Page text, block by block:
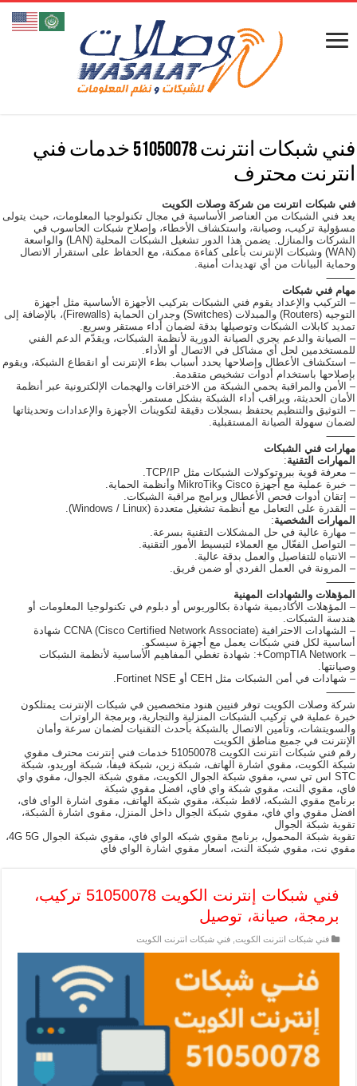
فني شبكات انترنت 51050078 خدمات فني
انترنت محترف
فني شبكات انترنت من شركة وصلات الكويت
يعد فني الشبكات من العناصر الأساسية في مجال تكنولوجيا المعلومات، حيث يتولى
مسؤولية تركيب، وصيانة، واستكشاف الأخطاء، وإصلاح شبكات الحاسوب في
الشركات والمنازل. يضمن هذا الدور تشغيل الشبكات المحلية (LAN) والواسعة
(WAN) وشبكات الإنترنت بأعلى كفاءة ممكنة، مع الحفاظ على استقرار الاتصال
وحماية البيانات من أي تهديدات أمنية.
⸻
مهام فني شبكات
– التركيب والإعداد يقوم فني الشبكات بتركيب الأجهزة الأساسية مثل أجهزة
التوجيه (Routers) والمبدلات (Switches) وجدران الحماية (Firewalls)، بالإضافة إلى
تمديد كابلات الشبكات وتوصيلها بدقة لضمان أداء مستقر وسريع.
– الصيانة والدعم يجري الصيانة الدورية لأنظمة الشبكات، ويقدّم الدعم الفني
للمستخدمين لحل أي مشاكل في الاتصال أو الأداء.
– استكشاف الأعطال وإصلاحها يحدد أسباب بطء الإنترنت أو انقطاع الشبكة، ويقوم
بإصلاحها باستخدام أدوات تشخيص متقدمة.
– الأمن والمراقبة يحمي الشبكة من الاختراقات والهجمات الإلكترونية عبر أنظمة
الأمان الحديثة، ويراقب أداء الشبكة بشكل مستمر.
– التوثيق والتنظيم يحتفظ بسجلات دقيقة لتكوينات الأجهزة والإعدادات وتحديثاتها
لضمان سهولة الصيانة المستقبلية.
⸻
مهارات فني الشبكات
المهارات التقنية:
– معرفة قوية ببروتوكولات الشبكات مثل TCP/IP.
– خبرة عملية مع أجهزة Cisco وMikroTik وأنظمة الحماية.
– إتقان أدوات فحص الأعطال وبرامج مراقبة الشبكات.
– القدرة على التعامل مع أنظمة تشغيل متعددة (Windows / Linux).
المهارات الشخصية:
– مهارة عالية في حل المشكلات التقنية بسرعة.
– التواصل الفعّال مع العملاء لتبسيط الأمور التقنية.
– الانتباه للتفاصيل والعمل بدقة عالية.
– المرونة في العمل الفردي أو ضمن فريق.
⸻
المؤهلات والشهادات المهنية
– المؤهلات الأكاديمية شهادة بكالوريوس أو دبلوم في تكنولوجيا المعلومات أو
هندسة الشبكات.
– الشهادات الاحترافية CCNA (Cisco Certified Network Associate) شهادة
أساسية لكل فني شبكات يعمل مع أجهزة سيسكو.
– CompTIA Network+: شهادة تغطي المفاهيم الأساسية لأنظمة الشبكات
وصيانتها.
– شهادات في أمن الشبكات مثل CEH أو Fortinet NSE.
⸻
شركة وصلات الكويت توفر فنيين هنود متخصصين في شبكات الإنترنت يمتلكون
خبرة عملية في تركيب الشبكات المنزلية والتجارية، وبرمجة الراوترات
والسويتشات، وتأمين الاتصال بالشبكة بأحدث التقنيات لضمان سرعة وأمان
الإنترنت في جميع مناطق الكويت
رقم فني شبكات انترنت الكويت 51050078 خدمات فني إنترنت محترف مقوي
شبكة الكويت، مقوي اشارة الهاتف، شبكة زين، شبكة فيفا، شبكة اوريدو، شبكة
STC اس تي سي، مقوي شبكة الجوال الكويت، مقوي شبكة الجوال، مقوي واي
فاي، مقوي النت، مقوي شبكة واي فاي، افضل مقوي شبكة
برنامج مقوي الشبكه، لاقط شبكة، مقوي شبكة الهاتف، مقوى اشارة الواى فاى،
افضل مقوي واي فاي، مقوي شبكة الجوال داخل المنزل، مقوى اشارة الشبكة،
تقوية شبكة الجوال
تقوية شبكة المحمول، برنامج مقوي شبكه الواي فاي، مقوي شبكة الجوال 4G 5G،
مقوي نت، مقوي شبكة النت، اسعار مقوي اشارة الواي فاي
فني شبكات إنترنت الكويت 51050078 تركيب،
برمجة، صيانة، توصيل
فني شبكات انترنت الكويت ,فني شبكات انترنت الكويت